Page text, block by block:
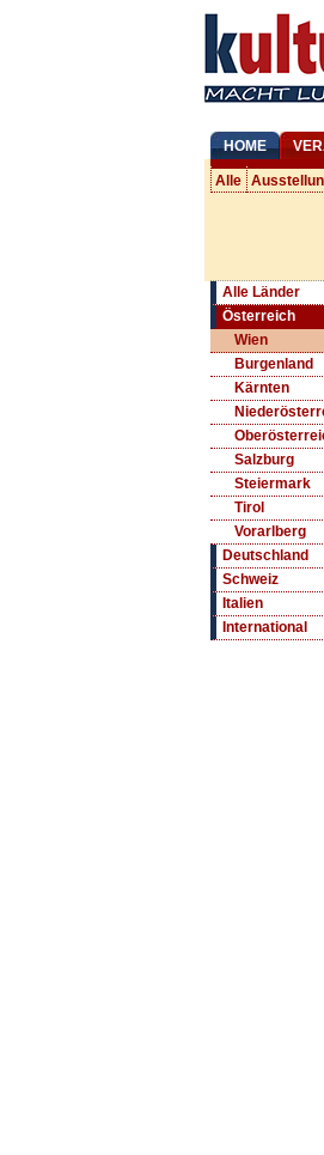
HOME
Alle
Alle Länder
Österreich
Wien
Burgenland
Kärnten
Salzburg
Steiermark
Tirol
Vorarlberg
Deutschland
Schweiz
Italien
International